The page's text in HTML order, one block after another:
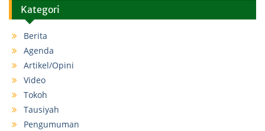
Kategori
Berita
Agenda
Artikel/Opini
Video
Tokoh
Tausiyah
Pengumuman